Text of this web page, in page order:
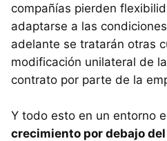
compañías pierden
adaptarse a las
adelante se tratarán otras
modificación unilateral de
contrato por parte de la
Y todo esto en un entorno
crecimiento por debajo del